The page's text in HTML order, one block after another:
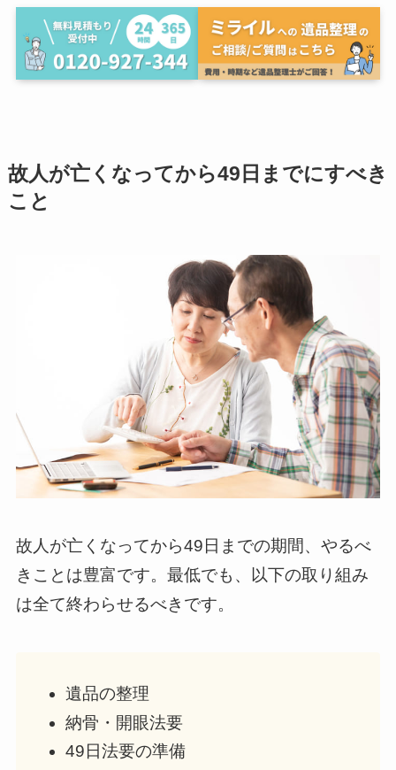
故人が亡くなってから49日までにすべき
こと
故人が亡くなってから49日までの期間、やるべ
きことは豊富です。最低でも、以下の取り組み
は全て終わらせるべきです。
遺品の整理
納骨・開眼法要
49日法要の準備